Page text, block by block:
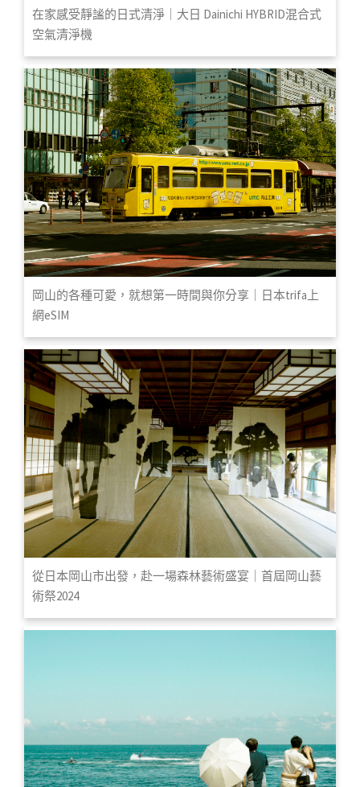
在家感受靜謐的日式清淨｜大日 Dainichi HYBRID混合式
空氣清淨機
岡山的各種可愛，就想第一時間與你分享｜日本trifa上
網eSIM
從日本岡山市出發，赴一場森林藝術盛宴｜首屆岡山藝
術祭2024